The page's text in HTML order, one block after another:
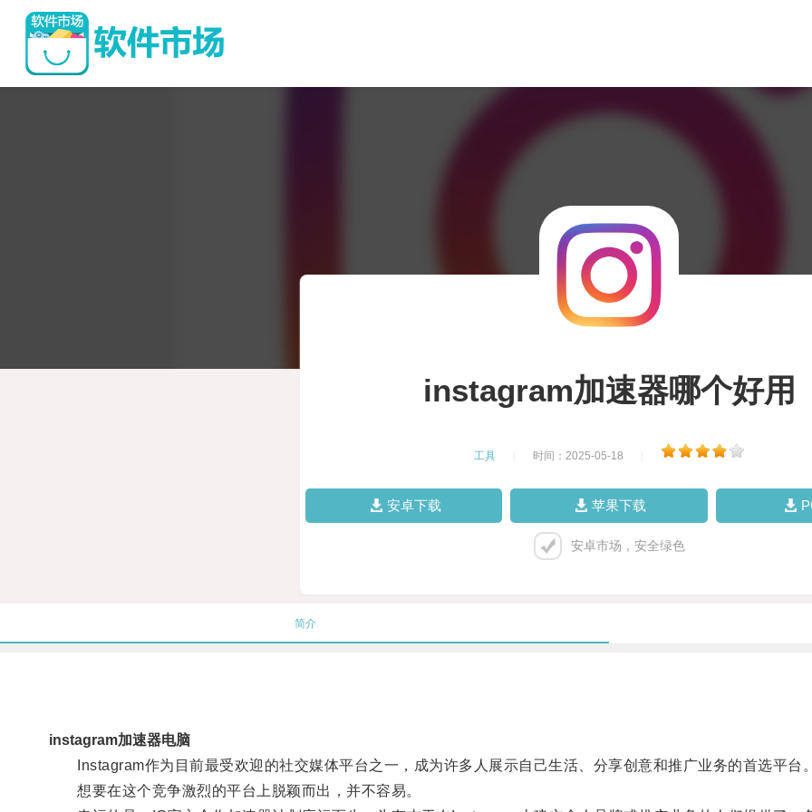
instagram加速器哪个好用
工具 时间：2025-05-18
安卓下载 苹果下载
安卓市场，安全绿色
简介
instagram加速器电脑
Instagram作为目前最受欢迎的社交媒体平台之一，成为许多人展示自己生活、分享创意和推广业务的首选平台。
想要在这个竞争激烈的平台上脱颖而出，并不容易。